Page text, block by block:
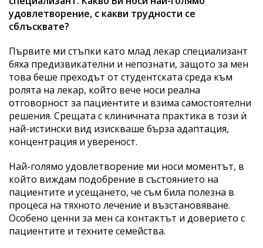
удовлетворение, с какви трудности се
сблъсквате?
Първите ми стъпки като млад лекар специализант
бяха предизвикателни и непознати, защото за мен
това беше преходът от студентската среда към
ролята на лекар, който вече носи реална
отговорност за пациентите и взима самостоятелни
решения. Срещата с клиничната практика в този ѝ
най-истински вид изискваше бърза адаптация,
концентрация и увереност.
Най-голямо удовлетворение ми носи моментът, в
който виждам подобрение в състоянието на
пациентите и усещането, че съм била полезна в
процеса на тяхното лечение и възстановяване.
Особено ценни за мен са контактът и доверието с
пациентите и техните семейства.